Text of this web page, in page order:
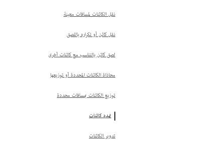
نقل الكائنات لمسافات معينة
نقل كائن أو تكراره باللصق
لصق كائن بالتناسب مع كائنات أخرى
محاذاة الكائنات المحددة أو توزيعها
توزيع الكائنات بمسافات محددة
تمدد كائنات
تدوير الكائنات